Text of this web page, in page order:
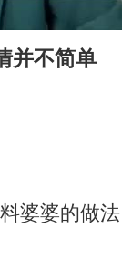
并不简单
婆婆的做法